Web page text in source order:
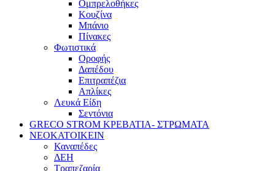
Ομπρελοθήκες
Κουζίνα
Μπάνιο
Πίνακες
Φωτιστικά
Οροφής
Δαπέδου
Επιτραπέζια
Απλίκες
Λευκά Είδη
Σεντόνια
GRECO STROM ΚΡΕΒΑΤΙΑ- ΣΤΡΩΜΑΤΑ
ΝΕΟΚΑΤΟΙΚΕΙΝ
Καναπέδες
ΔΕΗ
Τραπεζαρία